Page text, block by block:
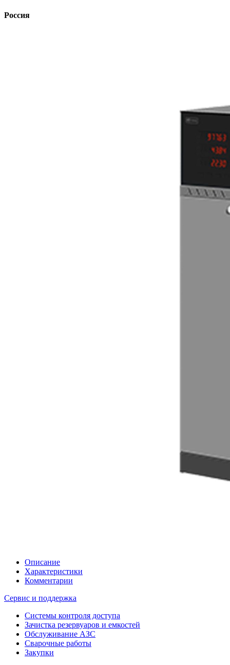
Россия
Описание
Характеристики
Комментарии
Сервис и поддержка
Системы контроля доступа
Зачистка резервуаров и емкостей
Обслуживание АЗС
Сварочные работы
Закупки